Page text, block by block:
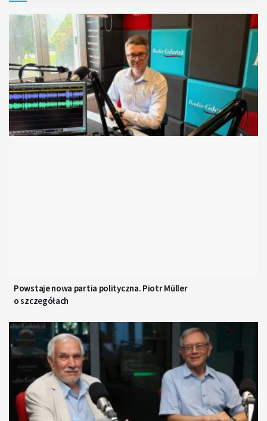
Powstaje nowa partia polityczna. Piotr Müller
o szczegółach